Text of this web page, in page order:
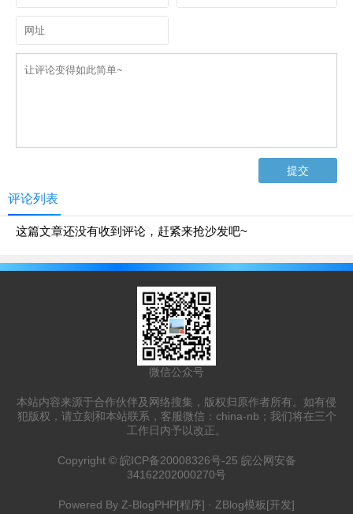
评论列表
这篇文章还没有收到评论，赶紧来抢沙发吧~
微信公众号
本站内容来源于合作伙伴及网络搜集，版权归原作者所有。如有侵
犯版权，请立刻和本站联系，客服微信：china-nb；我们将在三个
工作日内予以改正。
Copyright © 皖ICP备20008326号-25 皖公网安备
34162202000270号
Powered By Z-BlogPHP[程序] · ZBlog模板[开发]